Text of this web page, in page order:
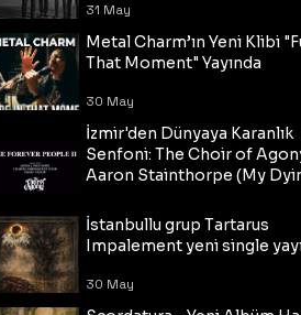
31 May
Metal Charm’ın Yeni Klibi
That Moment" Yayında
30 May
İzmir'den Dünyaya Karanlık
Senfoni: The Choir of
Aaron Stainthorpe (My
Tekli!
30 May
İstanbullu grup Tartarus
Impalement yeni single
30 May